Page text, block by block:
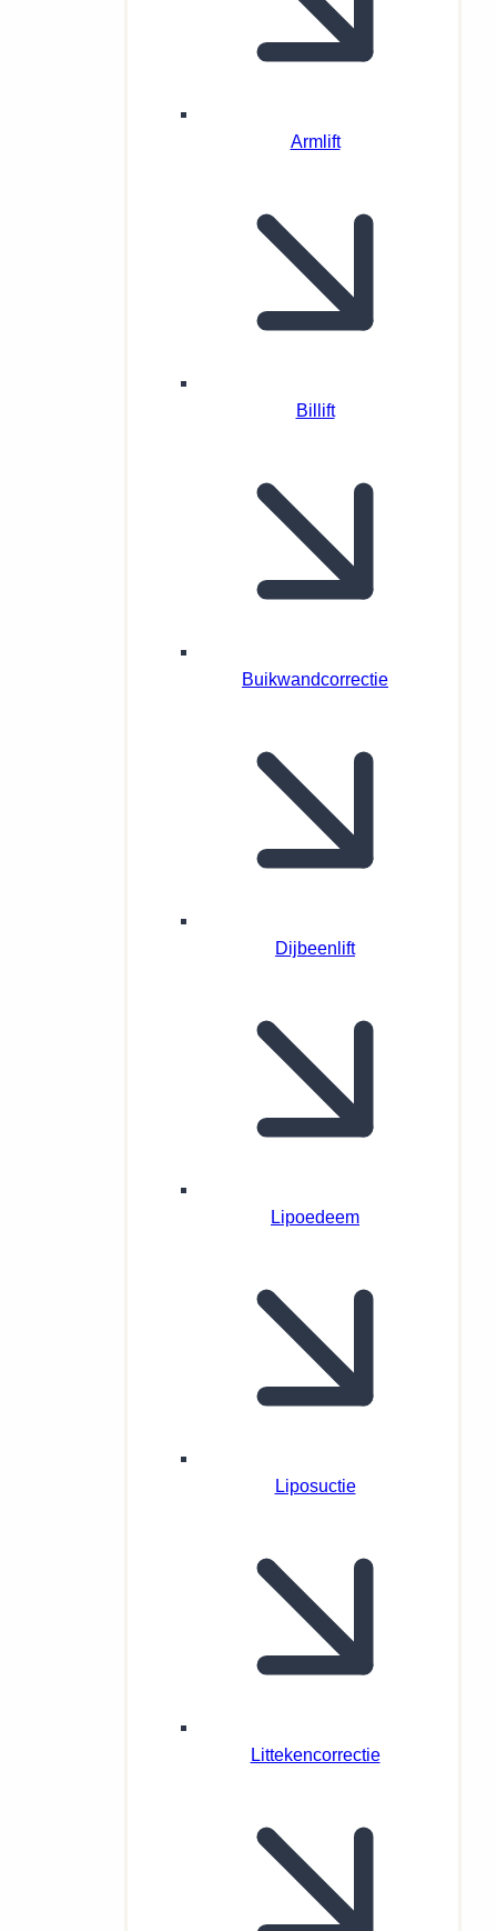
Armlift
Billift
Buikwandcorrectie
Dijbeenlift
Lipoedeem
Liposuctie
Littekencorrectie